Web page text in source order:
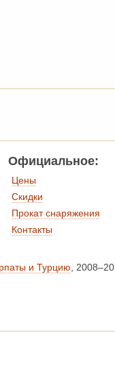
Официальное:
Цены
Скидки
Прокат снаряжения
Контакты
и Турцию,